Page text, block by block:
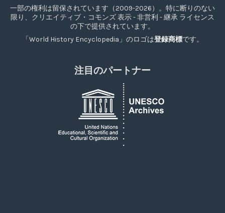
一部の権利は留保されています（2009-2026）。特に断りのない
限り、クリエイティブ・コモンズ 表示 - 非営利 - 継承 ライセンス
の下で提供されています。
「World History Encyclopedia」のロゴは登録商標です。
注目のパートナー